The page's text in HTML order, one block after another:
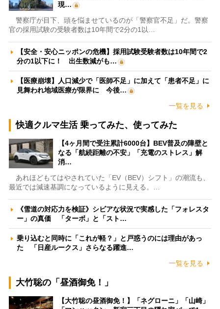
現…
警察庁が目下、頭を悩ませているのが「警察官不足」だ。警察
官の採用試験の受験者数は10年間で2分の1以…
【安全・安心ニッポンの危機】採用試験受験者数は10年間で2
分の1以下に！ 出生数減がも…
【医療崩壊】人口減少で「医師不足」に加えて「患者不足」に
見舞われ地域医療が限界に 今後…
一覧を見る
快適クルマ生活 乗ってみた、使ってみた
【4ヶ月間で受注累計6000台】BEV普及の障壁と
なる「航続距離の不安」「充電のストレス」解
消…
あれほどもてはやされていた「EV（BEV）シフト」の潮流も、
最近では減速基調になっているように見える。…
《雪道の対応力を検証》シビアな状況で実感した「フォレスタ
ー」の真価 「ターボ」と「スト…
乗り込むと同時に「これが軽？」と戸惑うのには理由があっ
た 「日産ルークス」さらなる躍進…
一覧を見る
大竹聡の「昼酒御免！」
【大竹聡の昼酒御免！】「ネグローニ」「山崎」